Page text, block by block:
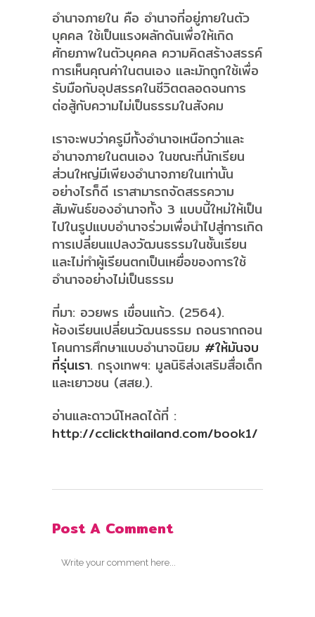
อำนาจภายใน คือ อำนาจที่อยู่ภายในตัว
บุคคล ใช้เป็นแรงผลักดันเพื่อให้เกิด
ศักยภาพในตัวบุคคล ความคิดสร้างสรรค์
การเห็นคุณค่าในตนเอง และมักถูกใช้เพื่อ
รับมือกับอุปสรรคในชีวิตตลอดจนการ
ต่อสู้กับความไม่เป็นธรรมในสังคม
เราจะพบว่าครูมีทั้งอำนาจเหนือกว่าและ
อำนาจภายในตนเอง ในขณะที่นักเรียน
ส่วนใหญ่มีเพียงอำนาจภายในเท่านั้น
อย่างไรก็ดี เราสามารถจัดสรรความ
สัมพันธ์ของอำนาจทั้ง 3 แบบนี้ใหม่ให้เป็น
ไปในรูปแบบอำนาจร่วมเพื่อนำไปสู่การเกิด
การเปลี่ยนแปลงวัฒนธรรมในชั้นเรียน
และไม่ทำผู้เรียนตกเป็นเหยื่อของการใช้
อำนาจอย่างไม่เป็นธรรม
ที่มา: อวยพร เขื่อนแก้ว. (2564).
ห้องเรียนเปลี่ยนวัฒนธรรม ถอนรากถอน
โคนการศึกษาแบบอำนาจนิยม #ให้มันจบ
ที่รุ่นเรา. กรุงเทพฯ: มูลนิธิส่งเสริมสื่อเด็ก
และเยาวชน (สสย.).
อ่านและดาวน์โหลดได้ที่ :
http://cclickthailand.com/book1/
Post A Comment